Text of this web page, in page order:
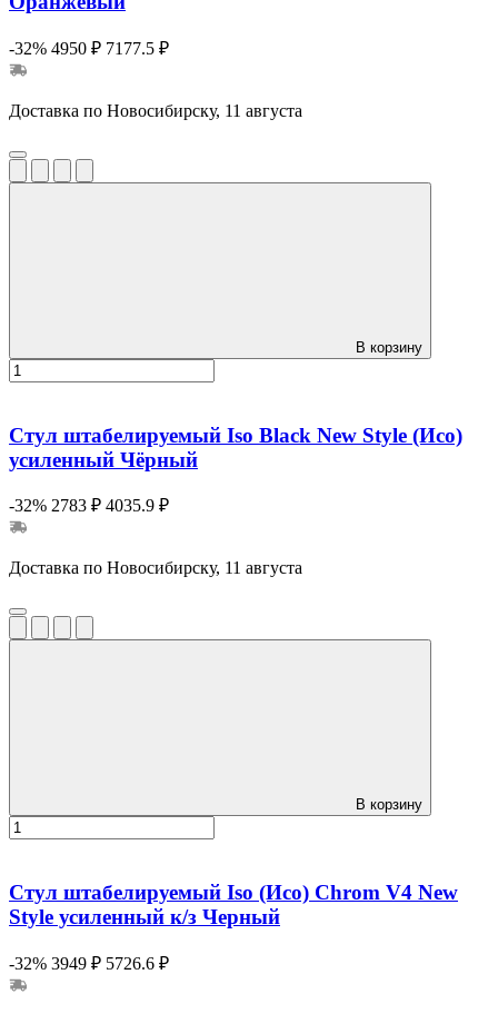
-32% 4950 ₽ 7177.5 ₽
Доставка по Новосибирску, 11 августа
В корзину
Стул штабелируемый Iso Black New Style (Исо)
усиленный Чёрный
-32% 2783 ₽ 4035.9 ₽
Доставка по Новосибирску, 11 августа
В корзину
Стул штабелируемый Iso (Исо) Chrom V4 New
Style усиленный к/з Черный
-32% 3949 ₽ 5726.6 ₽